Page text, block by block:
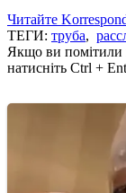
Читайте
ТЕГИ: труба,
Якщо ви помітили
натисніть Ctrl +